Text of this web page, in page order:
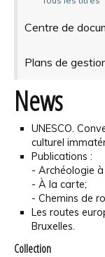
Centre de
Plans de
News
UNESCO.
culturel
Publications :
- Archéologie à
- À la carte;
- Chemins de
Les routes
Bruxelles.
Collection